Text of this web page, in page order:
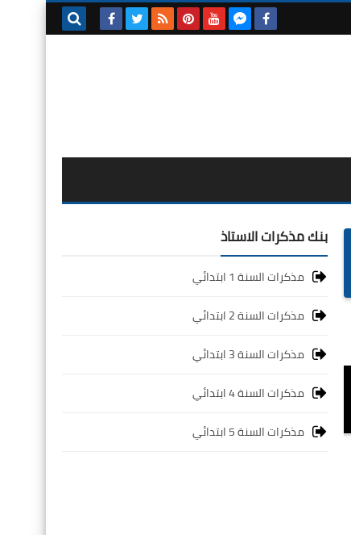
بنك مذكرات الاستاذ
مذكرات السنة 1 ابتدائي
مذكرات السنة 2 ابتدائي
مذكرات السنة 3 ابتدائي
مذكرات السنة 4 ابتدائي
مذكرات السنة 5 ابتدائي